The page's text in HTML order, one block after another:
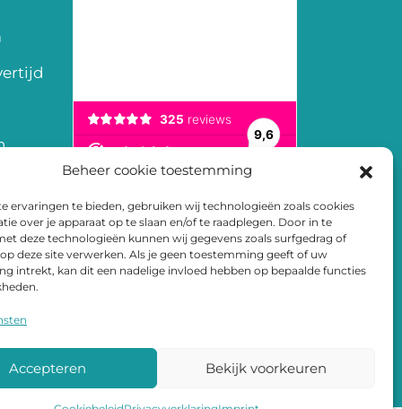
Beheer cookie toestemming
ervaringen te bieden, gebruiken wij technologieën zoals cookies
over je apparaat op te slaan en/of te raadplegen. Door in te
deze technologieën kunnen wij gegevens zoals surfgedrag of
deze site verwerken. Als je geen toestemming geeft of uw
intrekt, kan dit een nadelige invloed hebben op bepaalde functies
Accepteren Bekijk voorkeuren